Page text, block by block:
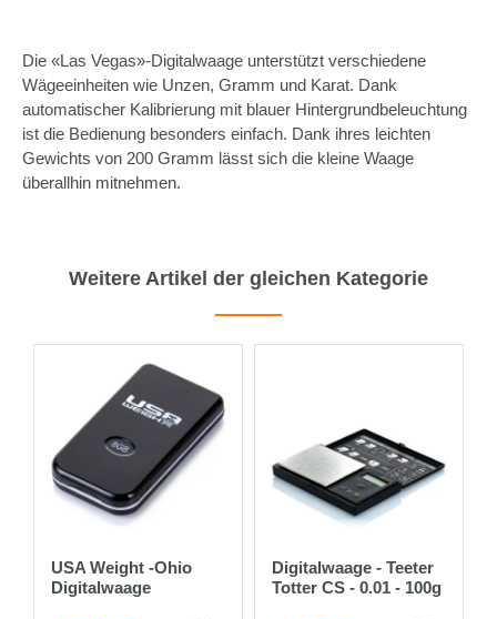
Die «Las Vegas»-Digitalwaage unterstützt verschiedene
Wägeeinheiten wie Unzen, Gramm und Karat. Dank
automatischer Kalibrierung mit blauer Hintergrundbeleuchtung
ist die Bedienung besonders einfach. Dank ihres leichten
Gewichts von 200 Gramm lässt sich die kleine Waage
überallhin mitnehmen.
Weitere Artikel der gleichen Kategorie
USA Weight -Ohio
Digitalwaage
Digitalwaage - Teeter
Totter CS - 0.01 - 100g